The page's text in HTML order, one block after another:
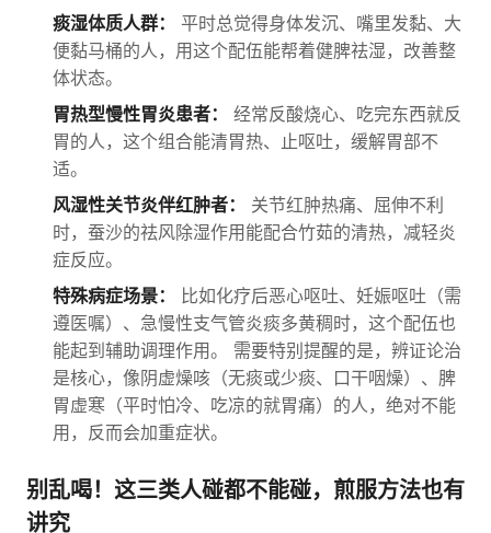
痰湿体质人群：
平时总觉得身体发沉、嘴里发黏、大
便黏马桶的人，用这个配伍能帮着健脾祛湿，改善整
体状态。
胃热型慢性胃炎患者：
经常反酸烧心、吃完东西就反
胃的人，这个组合能清胃热、止呕吐，缓解胃部不
适。
风湿性关节炎伴红肿者：
关节红肿热痛、屈伸不利
时，蚕沙的祛风除湿作用能配合竹茹的清热，减轻炎
症反应。
特殊病症场景：
比如化疗后恶心呕吐、妊娠呕吐（需
遵医嘱）、急慢性支气管炎痰多黄稠时，这个配伍也
能起到辅助调理作用。 需要特别提醒的是，辨证论治
是核心，像阴虚燥咳（无痰或少痰、口干咽燥）、脾
胃虚寒（平时怕冷、吃凉的就胃痛）的人，绝对不能
用，反而会加重症状。
别乱喝！这三类人碰都不能碰，煎服方法也有
讲究